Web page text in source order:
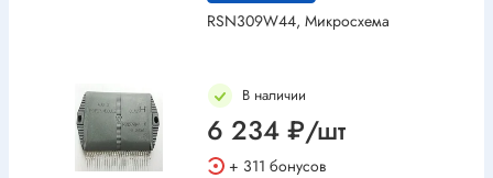
RSN309W44, Микросхема
В наличии
6 234 ₽/шт
+ 311 бонусов